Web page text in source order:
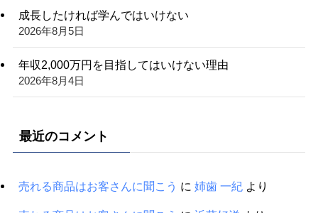
成長したければ学んではいけない
2026年8月5日
年収2,000万円を目指してはいけない理由
2026年8月4日
最近のコメント
売れる商品はお客さんに聞こう に 姉歯 一紀より